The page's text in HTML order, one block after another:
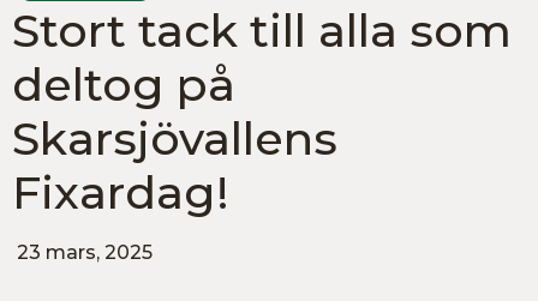
Stort tack till alla som
deltog på
Skarsjövallens
Fixardag!
23 mars, 2025